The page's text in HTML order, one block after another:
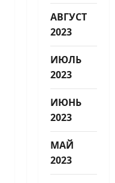
АВГУСТ
2023
ИЮЛЬ
2023
ИЮНЬ
2023
МАЙ
2023